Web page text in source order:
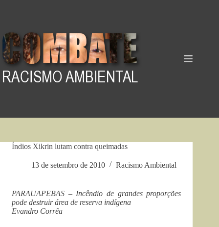
Índios Xikrin lutam contra queimadas
13 de setembro de 2010 Racismo Ambiental
PARAUAPEBAS – Incêndio de grandes proporções
pode destruir área de reserva indígena
Evandro Corrêa